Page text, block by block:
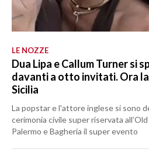
LE NOZZE
Dua Lipa e Callum Turner si
davanti a otto invitati. Ora
Sicilia
La popstar e l'attore inglese si sono
cerimonia civile super riservata
Palermo e Bagheria il super evento